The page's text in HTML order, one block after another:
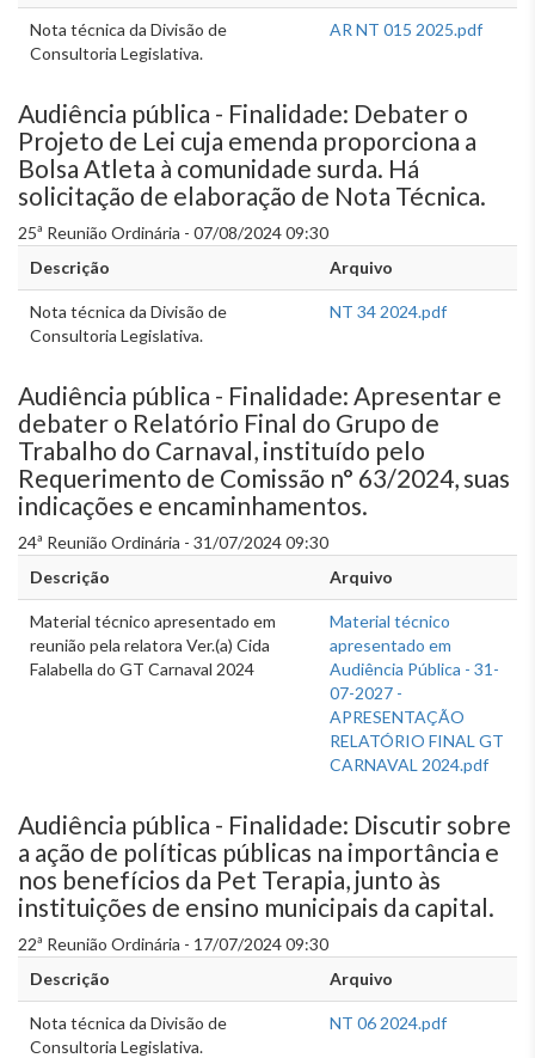
Nota técnica da Divisão de
Consultoria Legislativa.
AR NT 015 2025.pdf
Audiência pública - Finalidade: Debater o
Projeto de Lei cuja emenda proporciona a
Bolsa Atleta à comunidade surda. Há
solicitação de elaboração de Nota Técnica.
25ª Reunião Ordinária - 07/08/2024 09:30
Descrição
Arquivo
Nota técnica da Divisão de
Consultoria Legislativa.
NT 34 2024.pdf
Audiência pública - Finalidade: Apresentar e
debater o Relatório Final do Grupo de
Trabalho do Carnaval, instituído pelo
Requerimento de Comissão n° 63/2024, suas
indicações e encaminhamentos.
24ª Reunião Ordinária - 31/07/2024 09:30
Descrição
Arquivo
Material técnico apresentado em
reunião pela relatora Ver.(a) Cida
Falabella do GT Carnaval 2024
Material técnico
apresentado em
Audiência Pública - 31-
07-2027 -
APRESENTAÇÃO
RELATÓRIO FINAL GT
CARNAVAL 2024.pdf
Audiência pública - Finalidade: Discutir sobre
a ação de políticas públicas na importância e
nos benefícios da Pet Terapia, junto às
instituições de ensino municipais da capital.
22ª Reunião Ordinária - 17/07/2024 09:30
Descrição
Arquivo
Nota técnica da Divisão de
Consultoria Legislativa.
NT 06 2024.pdf